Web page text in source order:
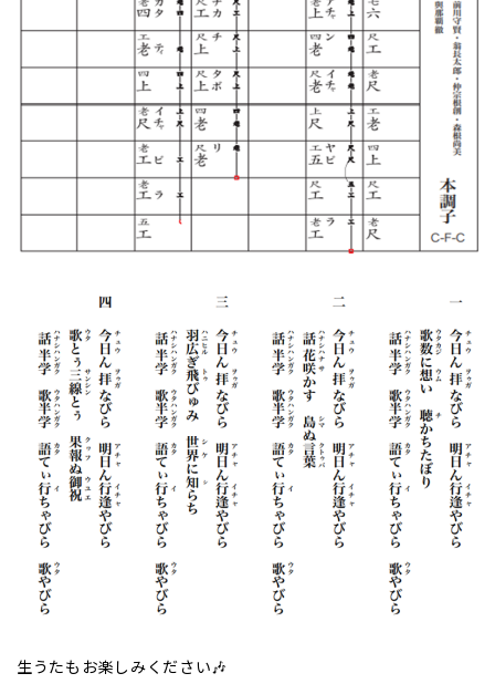
生うたもお楽しみください🎶